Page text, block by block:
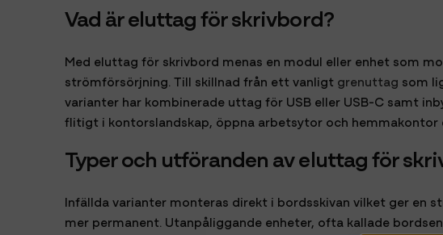
Vad är eluttag för skrivbord?
Med eluttag för skrivbord menas en modul eller enhet som
strömförsörjning. Till skillnad från ett vanligt grenuttag som
varianter har kombinerade uttag för USB eller USB-C samt
flitigt i kontorslandskap, öppna arbetsytor och hemmakontor
Typer och utföranden av eluttag för
Infällda varianter monteras direkt i bordsskivan vilket ger en
mer permanent. Utanpåliggande enheter, ofta kallade